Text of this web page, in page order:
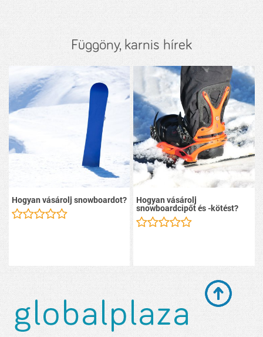
Függöny, karnis hírek
Hogyan vásárolj snowboardot? Hogyan vásárolj
snowboardcipőt és -kötést?